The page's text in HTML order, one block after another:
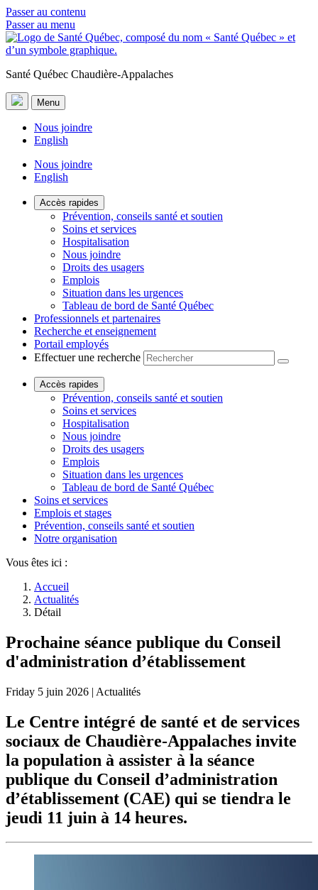
Passer au contenu
Passer au menu
Santé Québec Chaudière-Appalaches
Menu
Nous joindre
English
Nous joindre
English
Accès rapides
Prévention, conseils santé et soutien
Soins et services
Hospitalisation
Nous joindre
Droits des usagers
Emplois
Situation dans les urgences
Tableau de bord de Santé Québec
Professionnels et partenaires
Recherche et enseignement
Portail employés
Effectuer une recherche
Accès rapides
Prévention, conseils santé et soutien
Soins et services
Hospitalisation
Nous joindre
Droits des usagers
Emplois
Situation dans les urgences
Tableau de bord de Santé Québec
Soins et services
Emplois et stages
Prévention, conseils santé et soutien
Notre organisation
Vous êtes ici :
Accueil
Actualités
Détail
Prochaine séance publique du Conseil
d'administration d’établissement
Friday 5 juin 2026 | Actualités
Le Centre intégré de santé et de services
sociaux de Chaudière-Appalaches invite
la population à assister à la séance
publique du Conseil d’administration
d’établissement (CAE) qui se tiendra le
jeudi 11 juin à 14 heures.